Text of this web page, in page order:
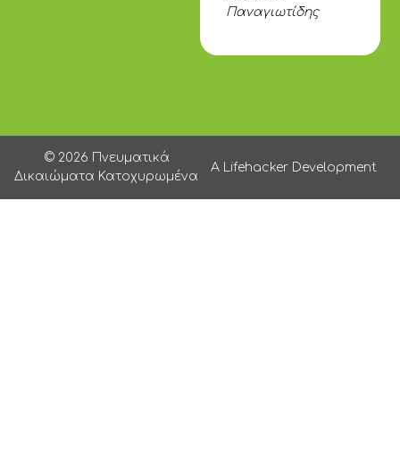
Παναγιωτίδης
© 2026 Πνευματικά
Δικαιώματα Κατοχυρωμένα
A Lifehacker Development